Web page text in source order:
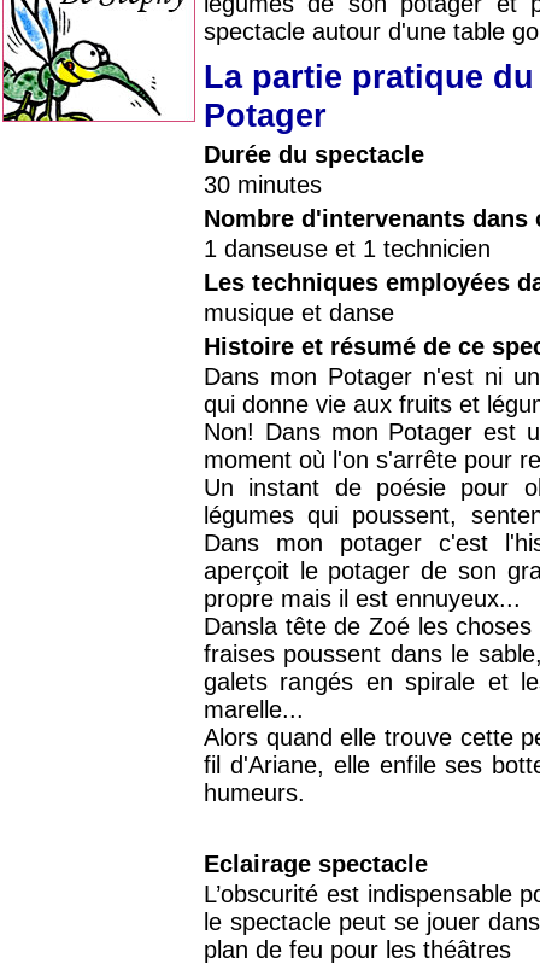
spectacle autour d'une table
La partie pratique
Potager
Durée du spectacle
30 minutes
Nombre d'intervenants dans
1 danseuse et 1 technicien
Les techniques employées
musique et danse
Histoire et résumé de ce
Dans mon Potager n'est ni
qui donne vie aux fruits et
Non! Dans mon Potager est
moment où l'on s'arrête pour
Un instant de poésie pour
légumes qui poussent,
Dans mon potager c'est
aperçoit le potager de son
propre mais il est ennuyeux...
Dansla tête de Zoé les
fraises poussent dans le
galets rangés en spirale et
marelle...
Alors quand elle trouve cette
fil d'Ariane, elle enfile ses
humeurs.
Eclairage spectacle
L’obscurité est indispensable
le spectacle peut se jouer
plan de feu pour les théâtres